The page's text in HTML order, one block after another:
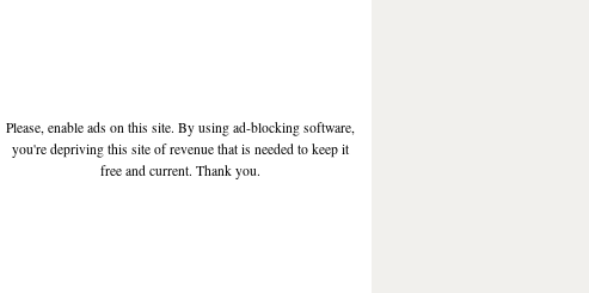
Please, enable ads on this site. By using ad-blocking software,
you're depriving this site of revenue that is needed to keep it
free and current. Thank you.